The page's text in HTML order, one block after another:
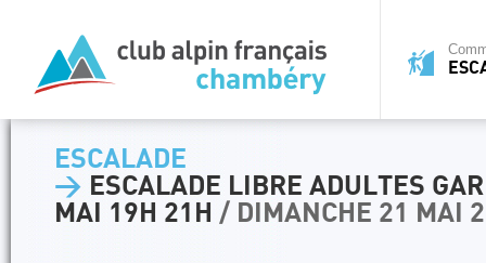
ESCALADE
> ESCALADE LIBRE ADULTES
MAI 19H 21H / DIMANCHE 21 MAI